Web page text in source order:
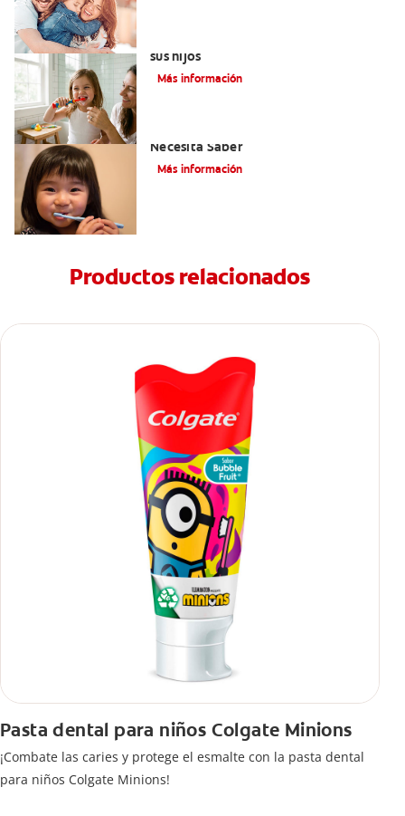
sus hijos
Más información
Necesita Saber
Más información
Productos relacionados
Pasta dental para niños Colgate Minions
¡Combate las caries y protege el esmalte con la pasta dental
para niños Colgate Minions!